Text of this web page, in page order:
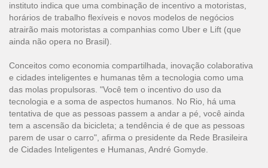
instituto indica que uma combinação de incentivo a motoristas,
horários de trabalho flexíveis e novos modelos de negócios
atrairão mais motoristas a companhias como Uber e Lift (que
ainda não opera no Brasil).
Conceitos como economia compartilhada, inovação colaborativa
e cidades inteligentes e humanas têm a tecnologia como uma
das molas propulsoras. "Você tem o incentivo do uso da
tecnologia e a soma de aspectos humanos. No Rio, há uma
tentativa de que as pessoas passem a andar a pé, você ainda
tem a ascensão da bicicleta; a tendência é de que as pessoas
parem de usar o carro", afirma o presidente da Rede Brasileira
de Cidades Inteligentes e Humanas, André Gomyde.